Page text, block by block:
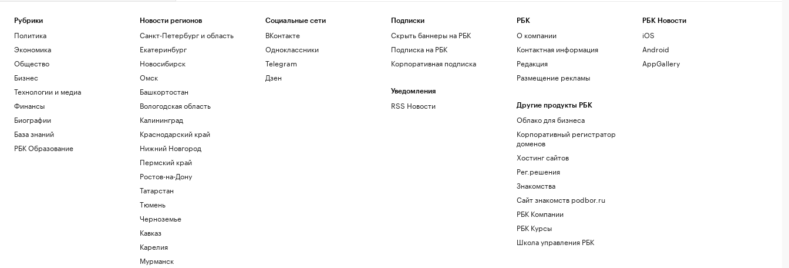
Рубрики
Политика
Экономика
Общество
Бизнес
Технологии и медиа
Финансы
Биографии
База знаний
РБК Образование
Новости регионов
Санкт-Петербург и область
Екатеринбург
Новосибирск
Омск
Башкортостан
Вологодская область
Калининград
Краснодарский край
Нижний Новгород
Пермский край
Ростов-на-Дону
Татарстан
Тюмень
Черноземье
Кавказ
Карелия
Мурманск
Социальные сети
ВКонтакте
Одноклассники
Telegram
Дзен
Подписки
Скрыть баннеры на РБК
Подписка на РБК
Корпоративная подписка
Уведомления
RSS Новости
РБК
О компании
Контактная информация
Редакция
Размещение рекламы
Другие продукты РБК
Облако для бизнеса
Корпоративный регистратор
доменов
Хостинг сайтов
Рег.решения
Знакомства
Сайт знакомств podbor.ru
РБК Компании
РБК Курсы
Школа управления РБК
РБК Новости
iOS
Android
AppGallery